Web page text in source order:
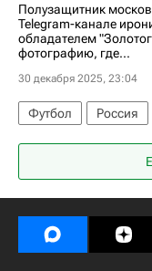
Полузащитник
Telegram-канале
обладателем
фотографию, где...
30 декабря 2025, 23:04
Футбол Россия
Матвей Кисляк
Ливерпуль
Лига
Суперкубок России